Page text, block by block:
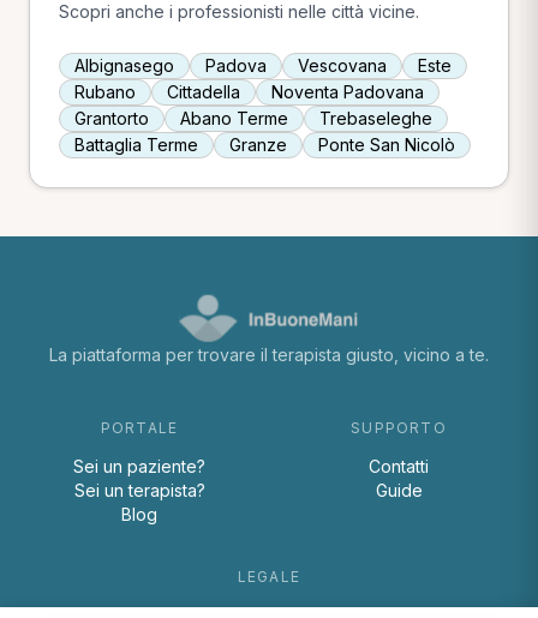
Scopri anche i professionisti nelle città vicine.
Albignasego Padova Vescovana
Este
Rubano
Cittadella
Noventa Padovana
Grantorto
Abano Terme
Trebaseleghe
Battaglia Terme
Granze Ponte San Nicolò
La piattaforma per trovare il terapista giusto, vicino a te.
PORTALE
Sei un paziente?
Sei un terapista?
Blog
SUPPORTO
Contatti
Guide
LEGALE